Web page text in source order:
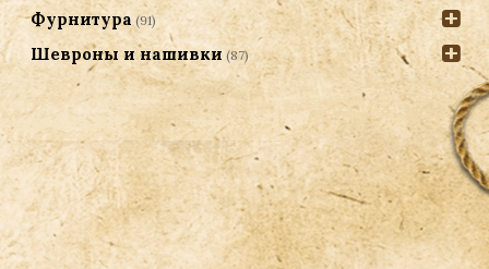
Фурнитура (91)
Шевроны и нашивки (87)